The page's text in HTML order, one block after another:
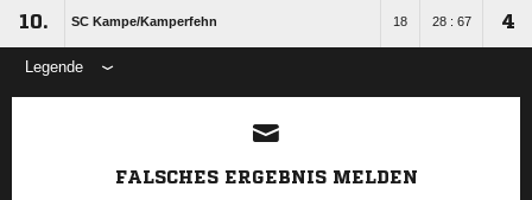
10. SC Kampe/​Kamperfehn 18 28 : 67 4
Legende
ANZEIGE
FALSCHES ERGEBNIS MELDEN